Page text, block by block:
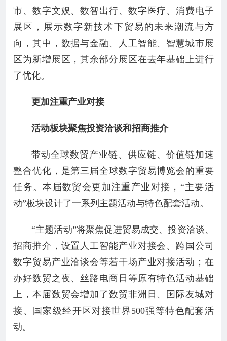
市、数字文娱、数智出行、数字医疗、消费电子
展区，展示数字新技术下贸易的未来潮流与方
向，其中，数据与金融、人工智能、智慧城市展
区为新增展区，其余部分展区在去年基础上进行
了优化。
更加注重产业对接
活动板块聚焦投资洽谈和招商推介
带动全球数贸产业链、供应链、价值链加速
整合优化，是第三届全球数字贸易博览会的重要
任务。本届数贸会更加注重产业对接，“主要活
动”板块设计了一系列主题活动与特色配套活动。
“主题活动”将聚焦促进贸易成交、投资洽谈、
招商推介，设置人工智能产业对接会、跨国公司
数字贸易产业洽谈会等若干场产业对接活动；在
办好数贸之夜、丝路电商日等原有特色活动基础
上，本届数贸会增加了数贸非洲日、国际友城对
接、国家级经开区对接世界500强等特色配套活
动。